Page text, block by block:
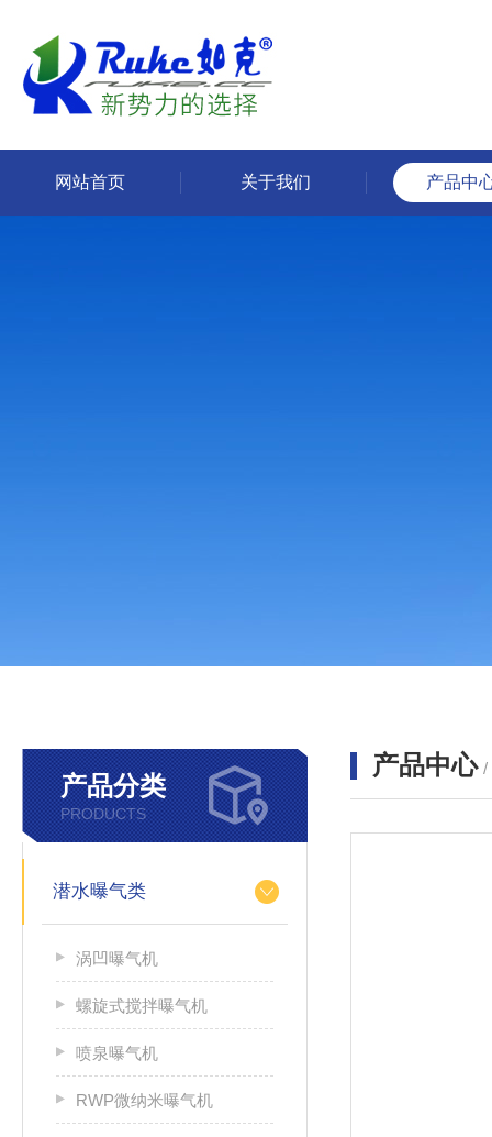
网站首页 关于我们 产品中
产品分类
PRODUCTS
潜水曝气类
涡凹曝气机
螺旋式搅拌曝气机
喷泉曝气机
RWP微纳米曝气机
产品中心 /